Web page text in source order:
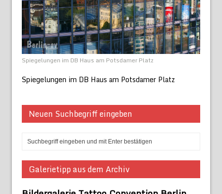
Spiegelungen im DB Haus am Potsdamer Platz
Spiegelungen im DB Haus am Potsdamer Platz
Neuen Suchbegriff eingeben
Galerietipp aus dem Archiv